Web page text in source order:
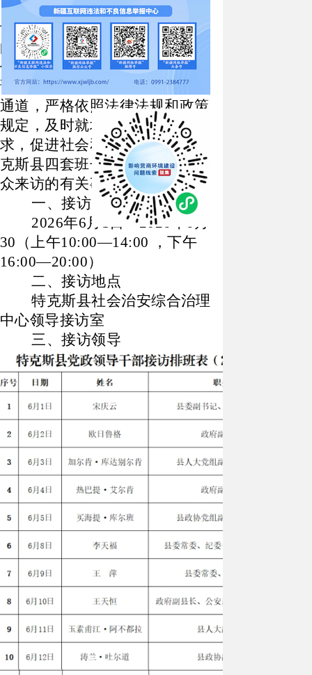
为深入贯彻落实习近平总书
记关于加强和改进人民信访工作
的重要思想，严格执行《信访工
作条例》，持续畅通和规范群众
诉求表达、利益协调、权益保障
通道，严格依照法律法规和政策
规定，及时就地解决群众合理诉
求，促进社会和谐稳定，现将特
克斯县四套班子领导公开接待群
众来访的有关事宜公告如下：
一、接访时间
2026年6月1日—2026年6月
30（上午10:00—14:00 ，下午
16:00—20:00）
二、接访地点
特克斯县社会治安综合治理
中心领导接访室
三、接访领导